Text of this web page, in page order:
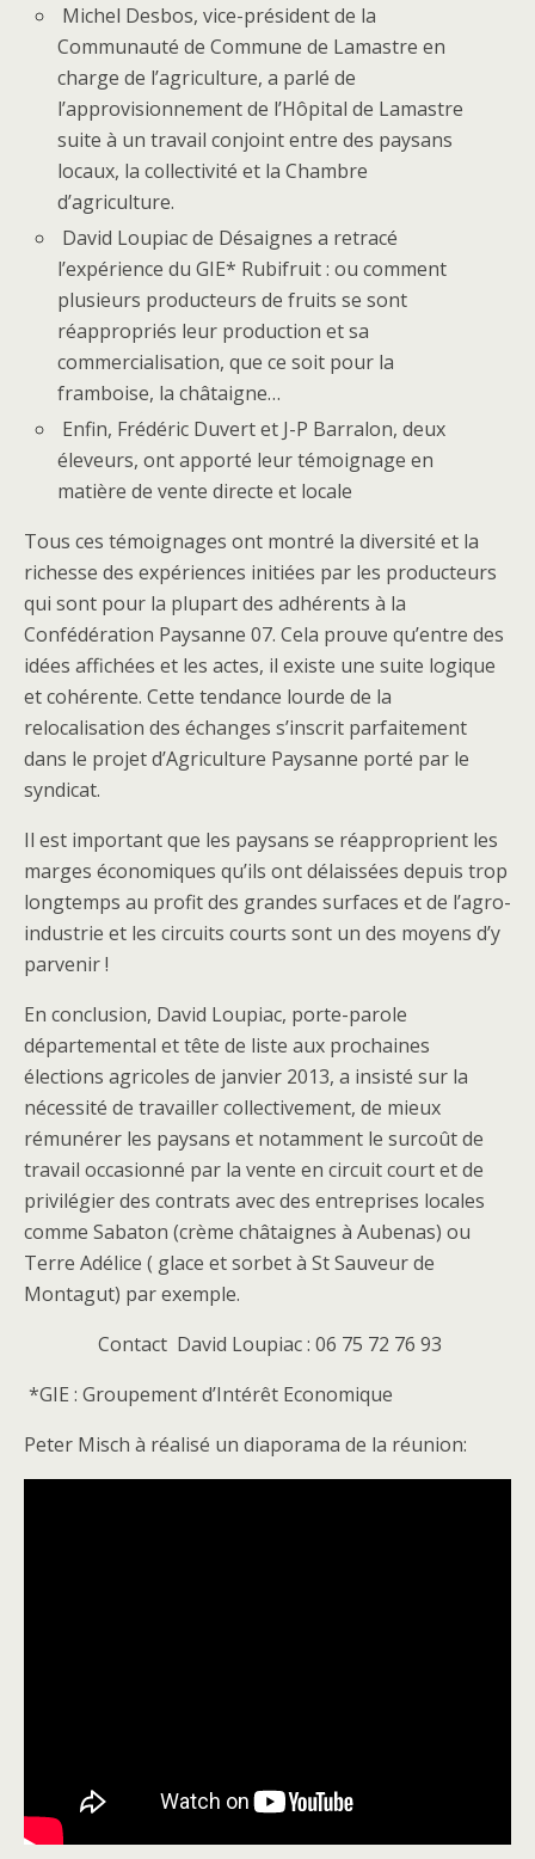
Michel Desbos, vice-président de la
Communauté de Commune de Lamastre en
charge de l’agriculture, a parlé de
l’approvisionnement de l’Hôpital de Lamastre
suite à un travail conjoint entre des paysans
locaux, la collectivité et la Chambre
d’agriculture.
David Loupiac de Désaignes a retracé
l’expérience du GIE* Rubifruit : ou comment
plusieurs producteurs de fruits se sont
réappropriés leur production et sa
commercialisation, que ce soit pour la
framboise, la châtaigne…
Enfin, Frédéric Duvert et J-P Barralon, deux
éleveurs, ont apporté leur témoignage en
matière de vente directe et locale
Tous ces témoignages ont montré la diversité et la
richesse des expériences initiées par les producteurs
qui sont pour la plupart des adhérents à la
Confédération Paysanne 07. Cela prouve qu’entre des
idées affichées et les actes, il existe une suite logique
et cohérente. Cette tendance lourde de la
relocalisation des échanges s’inscrit parfaitement
dans le projet d’Agriculture Paysanne porté par le
syndicat.
Il est important que les paysans se réapproprient les
marges économiques qu’ils ont délaissées depuis trop
longtemps au profit des grandes surfaces et de l’agro-
industrie et les circuits courts sont un des moyens d’y
parvenir !
En conclusion, David Loupiac, porte-parole
départemental et tête de liste aux prochaines
élections agricoles de janvier 2013, a insisté sur la
nécessité de travailler collectivement, de mieux
rémunérer les paysans et notamment le surcoût de
travail occasionné par la vente en circuit court et de
privilégier des contrats avec des entreprises locales
comme Sabaton (crème châtaignes à Aubenas) ou
Terre Adélice ( glace et sorbet à St Sauveur de
Montagut) par exemple.
Contact David Loupiac : 06 75 72 76 93
*GIE : Groupement d’Intérêt Economique
Peter Misch à réalisé un diaporama de la réunion: